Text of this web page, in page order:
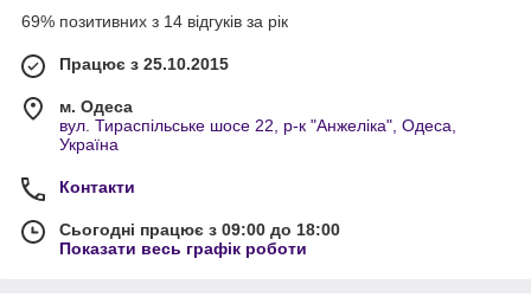
69% позитивних з 14 відгуків за рік
Працює з 25.10.2015
м. Одеса
вул. Тираспільське шосе 22, р-к "Анжеліка", Одеса,
Україна
Контакти
Сьогодні працює з 09:00 до 18:00
Показати весь графік роботи